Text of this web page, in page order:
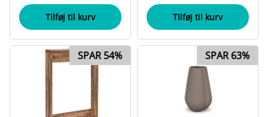
Tilføj til kurv Tilføj til kurv
SPAR 54% SPAR 63%